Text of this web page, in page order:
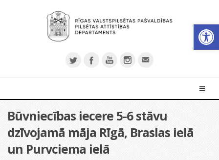
Būvniecības iecere 5-6 stāvu
dzīvojamā māja Rīgā, Braslas ielā
un Purvciema ielā